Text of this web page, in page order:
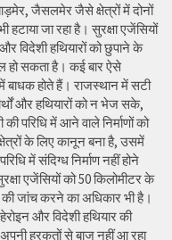
जैसलमेर जैसे क्षेत्रों में दोनों
हटाया जा रहा है। सुरक्षा एजेंसियों
विदेशी हथियारों को छुपाने के
हो सकता है। कई बार ऐसे
बाधक होते हैं। राजस्थान में सटी
और हथियारों को न भेज सके,
परिधि में आने वाले निर्माणों को
क्षेत्रों के लिए कानून बना है, उसमें
में संदिग्ध निर्माण नहीं होने
एजेंसियों को 50 किलोमीटर के
जांच करने का अधिकार भी है।
और विदेशी हथियार की
अपनी हरकतों से बाज नहीं आ रहा